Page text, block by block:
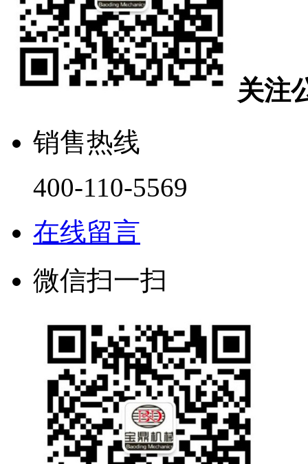
关注
销售热线
400-110-5569
在线留言
微信扫一扫